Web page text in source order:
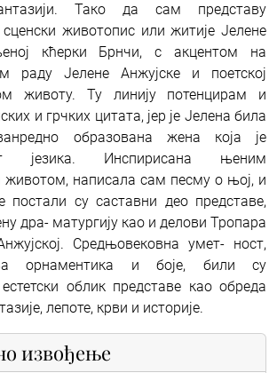
Тако да сам представу
животопис или житије Јелене
кћерки Брнчи, с акцентом на
раду Јелене Анжујске и поетској
животу. Ту линију потенцирам и
и грчких цитата, јер је Јелена била
образована жена која је
језика. Инспирисана њеним
животом, написала сам песму о њој, и
постали су саставни део представе,
дра- матургију као и делови Тропара
Средњовековна умет- ност,
орнаментика и боје, били су
облик представе као обреда
лепоте, крви и историје.
извођење